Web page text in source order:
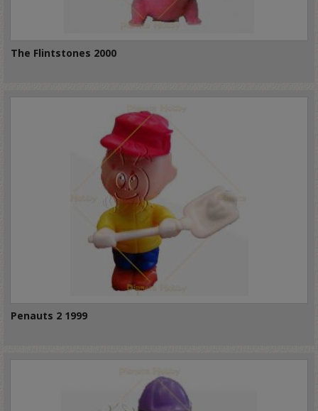
The Flintstones 2000
Penauts 2 1999